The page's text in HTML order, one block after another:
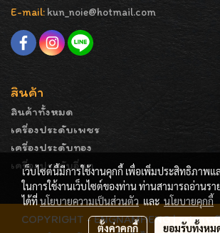
E-mail: kun_noie@hotmail.com
สินค้า
สินค้าทั้งหมด
เครื่องประดับเพชร
เครื่องประดับทอง
เครื่องประดับอื่นๆ
COPYRIGHT - ENGNAMHENG | รูปภาพ
เว็บไซต์นี้มีการใช้งานคุกกี้ เพื่อเพิ่มประสิทธิภาพ
ในการใช้งานเว็บไซต์ของท่าน ท่านสามารถอ่านรา
ได้ที่นโยบายความเป็นส่วนตัวและนโยบายคุกกี้
ตั้งค่าคุกกี้ ยอมรับทั้งหม